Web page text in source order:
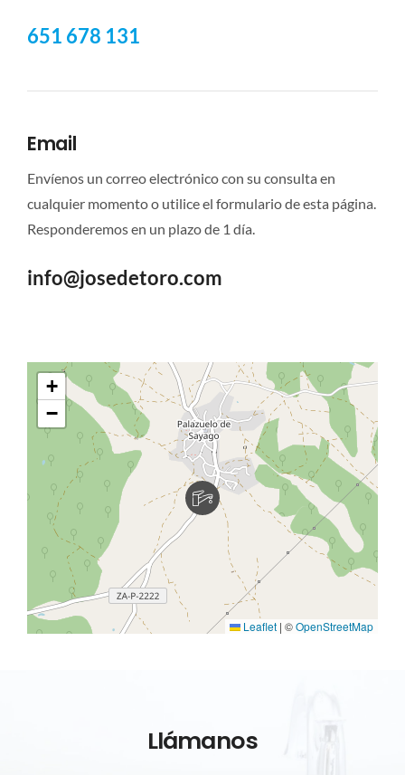
651 678 131
Email
Envíenos un correo electrónico con su consulta en
cualquier momento o utilice el formulario de esta página.
Responderemos en un plazo de 1 día.
info@josedetoro.com
+
−
Leaflet | ©OpenStreetMap
Llámanos